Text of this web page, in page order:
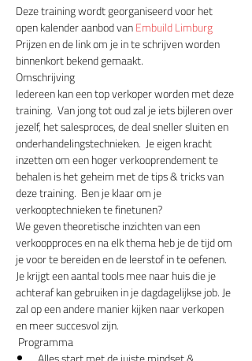
Deze training wordt georganiseerd voor het
open kalender aanbod van Embuild Limburg
Prijzen en de link om je in te schrijven worden
binnenkort bekend gemaakt.
Omschrijving
Iedereen kan een top verkoper worden met deze
training.  Van jong tot oud zal je iets bijleren over
jezelf, het salesproces, de deal sneller sluiten en
onderhandelingstechnieken.  Je eigen kracht
inzetten om een hoger verkooprendement te
behalen is het geheim met de tips & tricks van
deze training.  Ben je klaar om je
verkooptechnieken te finetunen?
We geven theoretische inzichten van een
verkoopproces en na elk thema heb je de tijd om
je voor te bereiden en de leerstof in te oefenen.
Je krijgt een aantal tools mee naar huis die je
achteraf kan gebruiken in je dagdagelijkse job. Je
zal op een andere manier kijken naar verkopen
en meer succesvol zijn.
Programma